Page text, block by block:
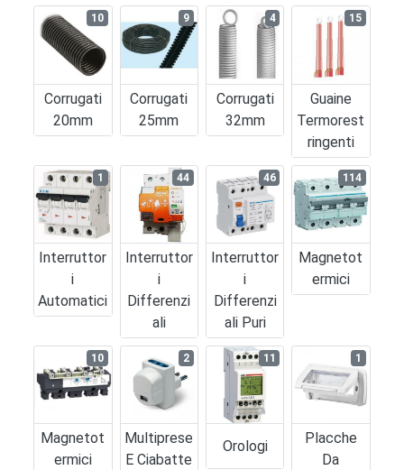
Corrugati
20mm
10
Corrugati
25mm
9
Corrugati
32mm
4
Guaine
Termorest
Ringenti
15
Interruttor
I
Automatici
1
Interruttor
I
Differenzi
Ali
44
Interruttor
I
Differenzi
Ali Puri
46
Magnetot
Ermici
114
Magnetot
Ermici
10
Multiprese
E Ciabatte
2
Orologi
11
Placche
Da
1